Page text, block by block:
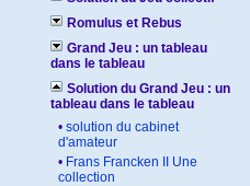
Romulus et Rebus
Grand Jeu : un tableau
dans le tableau
Solution du Grand Jeu : un
tableau dans le tableau
• solution du cabinet
d'amateur
• Frans Francken II Une
collection